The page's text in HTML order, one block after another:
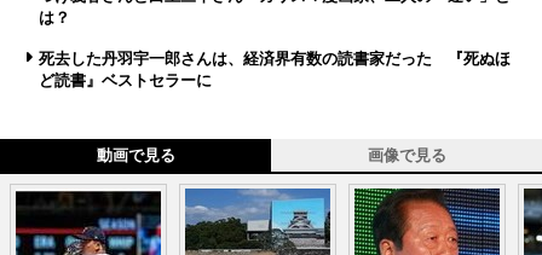
は？
死去した丹羽宇一郎さんは、経済界有数の読書家だった 『死ぬほ
ど読書』ベストセラーに
動画で見る 画像で見る